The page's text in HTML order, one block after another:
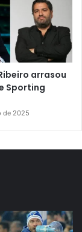
arrasou
Sporting
de 2025